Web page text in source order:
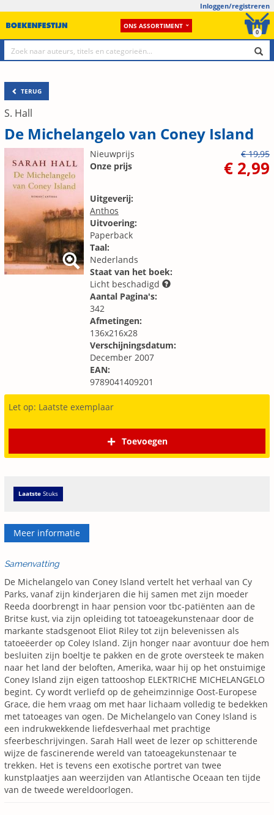
Inloggen/registreren
ONS ASSORTIMENT
0
TERUG
S. Hall
De Michelangelo van Coney Island
Nieuwprijs
€ 19,95
Onze prijs
€ 2,99
Uitgeverij:
Anthos
Uitvoering:
Paperback
Taal:
Nederlands
Staat van het boek:
Licht beschadigd
Aantal Pagina's:
342
Afmetingen:
136x216x28
Verschijningsdatum:
December 2007
EAN:
9789041409201
Let op: Laatste exemplaar
Toevoegen
Laatste Stuks
Meer informatie
Samenvatting
De Michelangelo van Coney Island vertelt het verhaal van Cy
Parks, vanaf zijn kinderjaren die hij samen met zijn moeder
Reeda doorbrengt in haar pension voor tbc-patiënten aan de
Britse kust, via zijn opleiding tot tatoeagekunstenaar door de
markante stadsgenoot Eliot Riley tot zijn belevenissen als
tatoeëerder op Coley Island. Zijn honger naar avontuur doe hem
besluiten zijn boeltje te pakken en de grote oversteek te maken
naar het land der beloften, Amerika, waar hij op het onstuimige
Coney Island zijn eigen tattooshop ELEKTRICHE MICHELANGELO
begint. Cy wordt verliefd op de geheimzinnige Oost-Europese
Grace, die hem vraag om met haar lichaam volledig te bedekken
met tatoeages van ogen. De Michelangelo van Coney Island is
een indrukwekkende liefdesverhaal met prachtige
sfeerbeschrijvingen. Sarah Hall weet de lezer op schitterende
wijze de fascinerende wereld van tatoeagekunstenaar te
trekken. Het is tevens een exotische portret van twee
kunstplaatjes aan weerzijden van Atlantische Oceaan ten tijde
van de tweede wereldoorlogen.